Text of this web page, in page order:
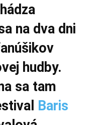
na dva dni
hudby.
sa tam
Baris